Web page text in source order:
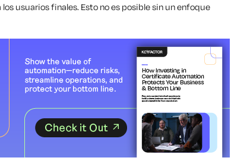
usuarios finales. Esto no es posible sin un enfoque